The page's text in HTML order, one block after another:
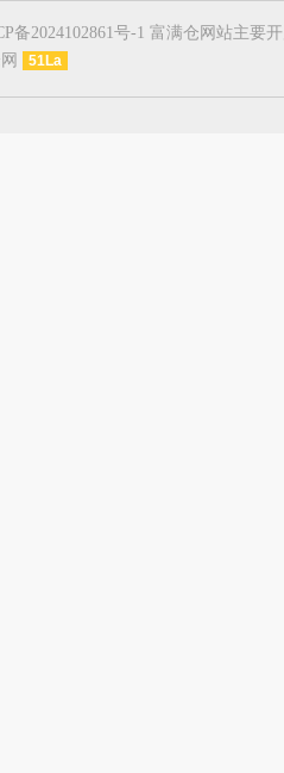
备2024102861号-1 富满仓网站主
51La